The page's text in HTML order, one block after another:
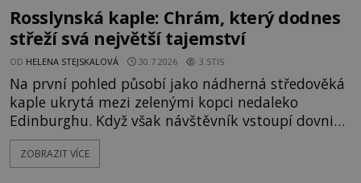
Rosslynská kaple: Chrám, který dodnes
střeží svá největší tajemství
OD HELENA STEJSKALOVÁ 30.7.2026 3.5TIS
Na první pohled působí jako nádherná středověká
kaple ukrytá mezi zelenými kopci nedaleko
Edinburghu. Když však návštěvník vstoupí dovnitř,
ocitá se uprostřed kamenného labyrintu symbolů,
které už po staletí podněcují představivost
ZOBRAZIT VÍCE